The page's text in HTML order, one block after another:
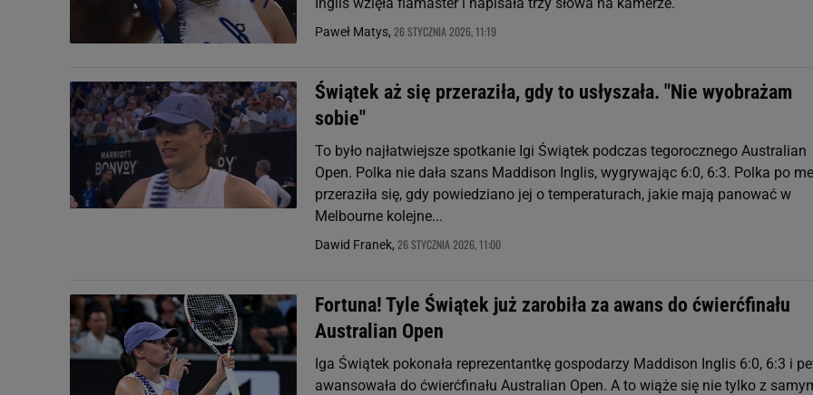
Paweł Matys, 26 STYCZNIA 2026, 11:19
Świątek aż się przeraziła, gdy to usłyszała. "Nie wyobrażam
sobie"
To było najłatwiejsze spotkanie Igi Świątek podczas tegorocznego Australian
Open. Polka nie dała szans Maddison Inglis, wygrywając 6:0, 6:3. Polka po
przeraziła się, gdy powiedziano jej o temperaturach, jakie mają panować w
Melbourne kolejne...
Dawid Franek, 26 STYCZNIA 2026, 11:00
Fortuna! Tyle Świątek już zarobiła za awans do ćwierćfinału
Australian Open
Iga Świątek pokonała reprezentantkę gospodarzy Maddison Inglis 6:0, 6:3 i
awansowała do ćwierćfinału Australian Open. A to wiąże się nie tylko z